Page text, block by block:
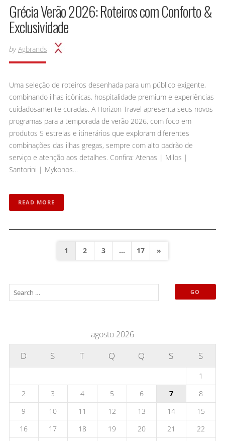
Grécia Verão 2026: Roteiros com Conforto &
Exclusividade
by Agbrands
Uma seleção de roteiros desenhada para um público exigente,
combinando ilhas icônicas, hospitalidade premium e experiências
cuidadosamente curadas. A Horizon Travel apresenta seus novos
programas para a temporada de verão 2026, com foco em
produtos 5 estrelas e itinerários que exploram diferentes
combinações das ilhas gregas, sempre com alto padrão de
serviço e atenção aos detalhes. Confira: Atenas | Milos |
Santorini | Mykonos…
READ MORE
1 2 3 … 17 »
agosto 2026
D S T Q Q S S
1
2
3 4 5 6 7
8
9
10 11 12 13 14
15
16
17 18 19 20 21
22